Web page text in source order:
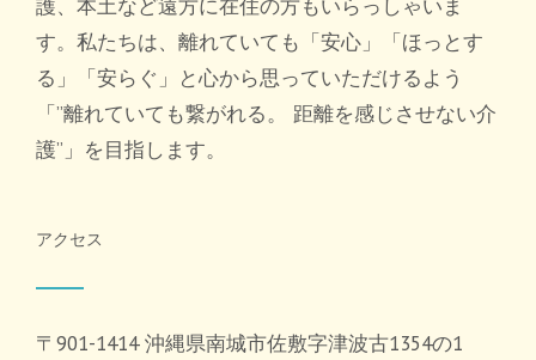
護、本土など遠方に在住の方もいらっしゃいま
す。私たちは、離れていても「安心」「ほっとす
る」「安らぐ」と心から思っていただけるよう
「”離れていても繋がれる。 距離を感じさせない介
護”」を目指します。
アクセス
〒901-1414 沖縄県南城市佐敷字津波古1354の1